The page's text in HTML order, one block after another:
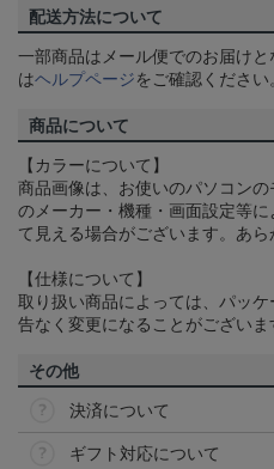
配送方法について
一部商品はメール便でのお届け
はヘルプページをご確認ください
商品について
【カラーについて】
商品画像は、お使いのパソコン
のメーカー・機種・画面設定等
て見える場合がございます。あら
【仕様について】
取り扱い商品によっては、パッ
告なく変更になることがございま
その他
決済について
ギフト対応について